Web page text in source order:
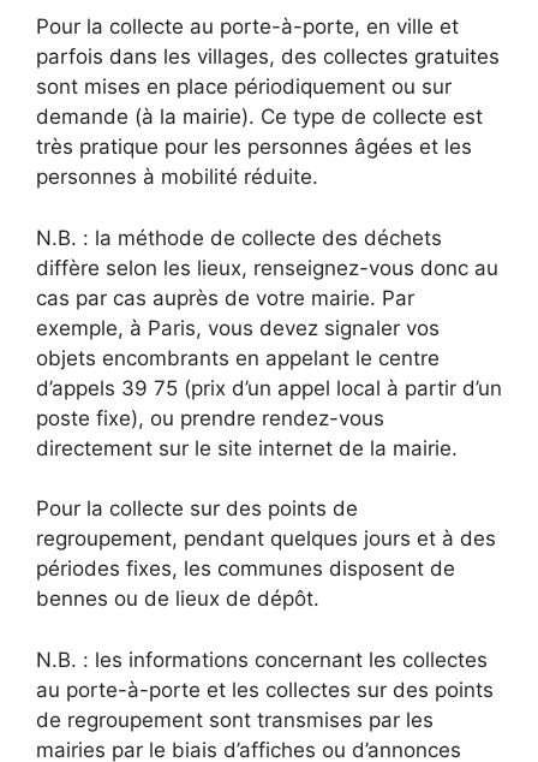
Pour la collecte au porte-à-porte, en ville et
parfois dans les villages, des collectes gratuites
sont mises en place périodiquement ou sur
demande (à la mairie). Ce type de collecte est
très pratique pour les personnes âgées et les
personnes à mobilité réduite.
N.B. : la méthode de collecte des déchets
diffère selon les lieux, renseignez-vous donc au
cas par cas auprès de votre mairie. Par
exemple, à Paris, vous devez signaler vos
objets encombrants en appelant le centre
d’appels 39 75 (prix d’un appel local à partir d’un
poste fixe), ou prendre rendez-vous
directement sur le site internet de la mairie.
Pour la collecte sur des points de
regroupement, pendant quelques jours et à des
périodes fixes, les communes disposent de
bennes ou de lieux de dépôt.
N.B. : les informations concernant les collectes
au porte-à-porte et les collectes sur des points
de regroupement sont transmises par les
mairies par le biais d’affiches ou d’annonces